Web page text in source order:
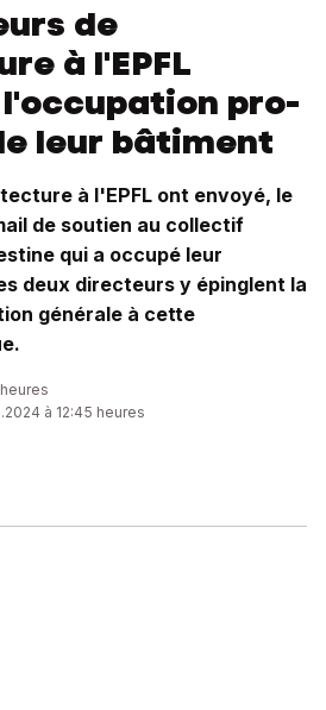
de
à l'EPFL
pro-
leur bâtiment
à l'EPFL ont envoyé, le
de soutien au collectif
qui a occupé leur
deux directeurs y épinglent la
générale à cette
à 12:45 heures